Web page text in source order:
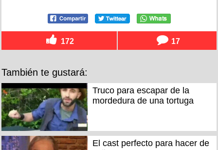
172 17
También te gustará:
Truco para escapar de la
mordedura de una tortuga
El cast perfecto para hacer de